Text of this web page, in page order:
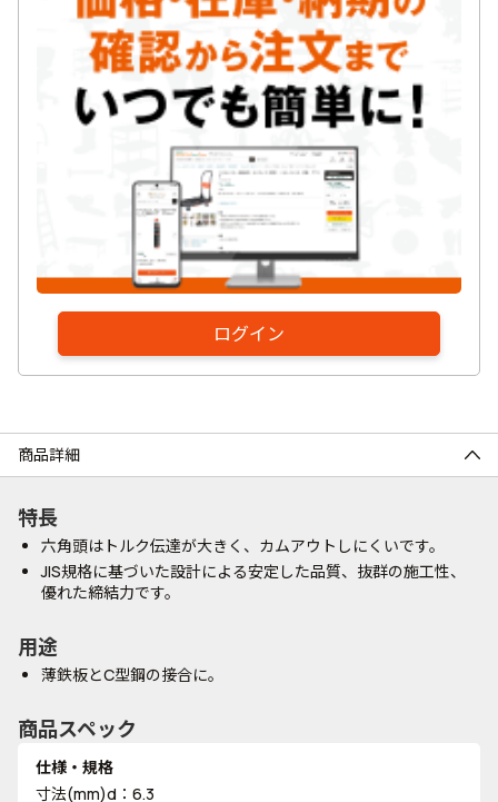
ログイン
商品詳細
特長
六角頭はトルク伝達が大きく、カムアウトしにくいです。
JIS規格に基づいた設計による安定した品質、抜群の施工性、
優れた締結力です。
用途
薄鉄板とC型鋼の接合に。
商品スペック
仕様・規格
寸法(mm)d：6.3